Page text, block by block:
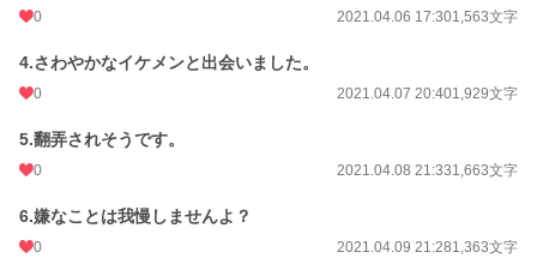
月間ポイント 84 pt (68,929 位)
0 2021.04.06 17:301,563文字
4.さわやかなイケメンと出会いました。
0 2021.04.07 20:401,929文字
5.翻弄されそうです。
0 2021.04.08 21:331,663文字
6.嫌なことは我慢しませんよ？
0 2021.04.09 21:281,363文字